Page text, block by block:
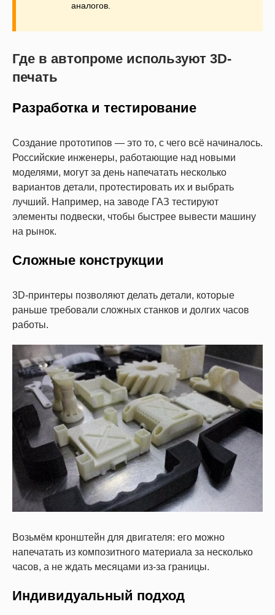
аналогов.
Где в автопроме используют 3D-
печать
Разработка и тестирование
Создание прототипов — это то, с чего всё начиналось.
Российские инженеры, работающие над новыми
моделями, могут за день напечатать несколько
вариантов детали, протестировать их и выбрать
лучший. Например, на заводе ГАЗ тестируют
элементы подвески, чтобы быстрее вывести машину
на рынок.
Сложные конструкции
3D-принтеры позволяют делать детали, которые
раньше требовали сложных станков и долгих часов
работы.
Возьмём кронштейн для двигателя: его можно
напечатать из композитного материала за несколько
часов, а не ждать месяцами из-за границы.
Индивидуальный подход